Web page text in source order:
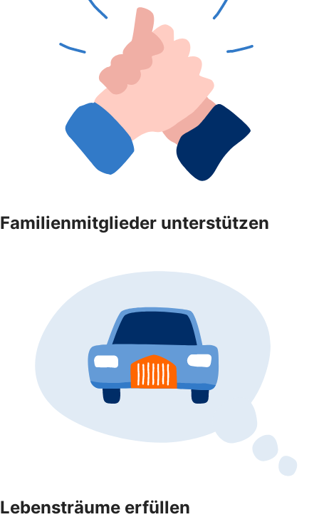
Familienmitglieder unterstützen
Lebensträume erfüllen